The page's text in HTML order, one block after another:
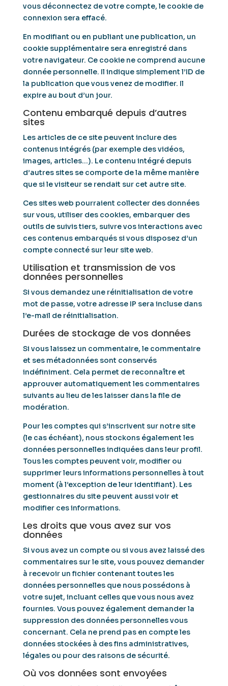
vous déconnectez de votre compte, le cookie de
connexion sera effacé.
En modifiant ou en publiant une publication, un
cookie supplémentaire sera enregistré dans
votre navigateur. Ce cookie ne comprend aucune
donnée personnelle. Il indique simplement l’ID de
la publication que vous venez de modifier. Il
expire au bout d’un jour.
Contenu embarqué depuis d’autres
sites
Les articles de ce site peuvent inclure des
contenus intégrés (par exemple des vidéos,
images, articles…). Le contenu intégré depuis
d’autres sites se comporte de la même manière
que si le visiteur se rendait sur cet autre site.
Ces sites web pourraient collecter des données
sur vous, utiliser des cookies, embarquer des
outils de suivis tiers, suivre vos interactions avec
ces contenus embarqués si vous disposez d’un
compte connecté sur leur site web.
Utilisation et transmission de vos
données personnelles
Si vous demandez une réinitialisation de votre
mot de passe, votre adresse IP sera incluse dans
l’e-mail de réinitialisation.
Durées de stockage de vos données
Si vous laissez un commentaire, le commentaire
et ses métadonnées sont conservés
indéfiniment. Cela permet de reconnaître et
approuver automatiquement les commentaires
suivants au lieu de les laisser dans la file de
modération.
Pour les comptes qui s’inscrivent sur notre site
(le cas échéant), nous stockons également les
données personnelles indiquées dans leur profil.
Tous les comptes peuvent voir, modifier ou
supprimer leurs informations personnelles à tout
moment (à l’exception de leur identifiant). Les
gestionnaires du site peuvent aussi voir et
modifier ces informations.
Les droits que vous avez sur vos
données
Si vous avez un compte ou si vous avez laissé des
commentaires sur le site, vous pouvez demander
à recevoir un fichier contenant toutes les
données personnelles que nous possédons à
votre sujet, incluant celles que vous nous avez
fournies. Vous pouvez également demander la
suppression des données personnelles vous
concernant. Cela ne prend pas en compte les
données stockées à des fins administratives,
légales ou pour des raisons de sécurité.
Où vos données sont envoyées